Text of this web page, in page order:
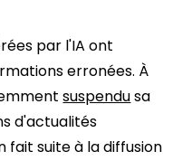
par l'IA ont
erronées. À
suspendusa
d'actualités
fait suite à la diffusion